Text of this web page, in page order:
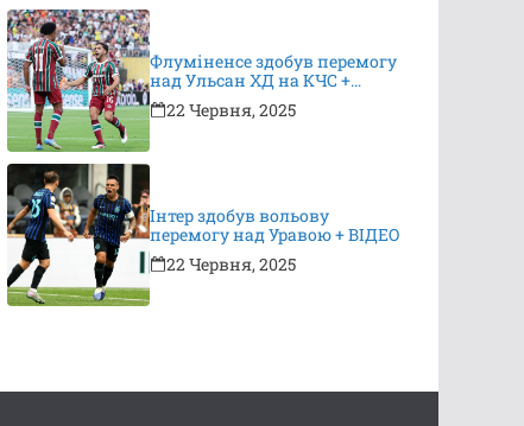
Флуміненсе здобув перемогу
над Ульсан ХД на КЧС +
ВІДЕО
22 Червня, 2025
Інтер здобув вольову
перемогу над Уравою + ВІДЕО
22 Червня, 2025